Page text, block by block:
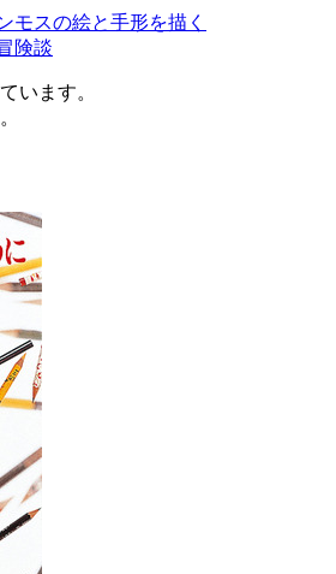
モスの絵と手形を描く
険談
います。